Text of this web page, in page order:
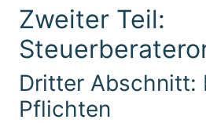
Zweiter Teil:
Dritter Abschnitt:
Pflichten